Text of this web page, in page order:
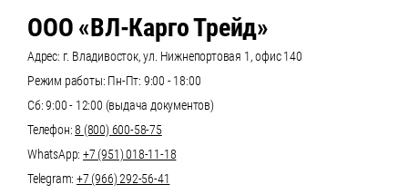
ООО «ВЛ-Карго Трейд»
Адрес: г. Владивосток, ул. Нижнепортовая 1, офис 140
Режим работы: Пн-Пт: 9:00 - 18:00
Сб: 9:00 - 12:00 (выдача документов)
Телефон:8 (800) 600-58-75
WhatsApp: +7 (951) 018-11-18
Telegram: +7 (966) 292-56-41